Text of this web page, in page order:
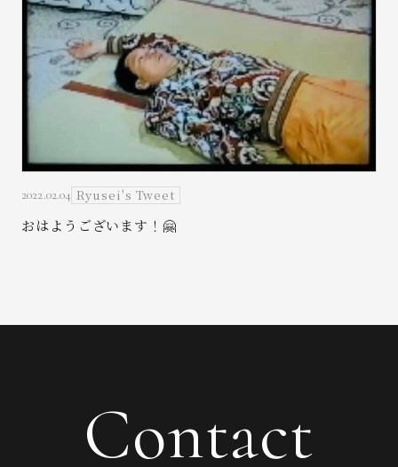
2022.02.04 Ryusei's Tweet
おはようございます！🤗
Contact